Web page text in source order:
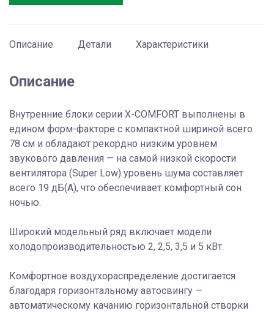
Описание Детали Характеристики
Описание
Внутренние блоки серии X-COMFORT выполнены в
едином форм-факторе с компактной шириной всего
78 см и обладают рекордно низким уровнем
звукового давления — на самой низкой скорости
вентилятора (Super Low) уровень шума составляет
всего 19 дБ(А), что обеспечивает комфортный сон
ночью.
Широкий модельный ряд включает модели
холодопроизводительностью 2, 2,5, 3,5 и 5 кВт.
Комфортное воздухораспределение достигается
благодаря горизонтальному автосвингу —
автоматическому качанию горизонтальной створки